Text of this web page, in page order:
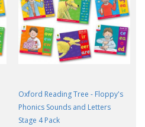
Oxford Reading Tree - Floppy's
Phonics Sounds and Letters
Stage 4 Pack